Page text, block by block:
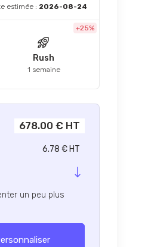
estimée : 2026-08-24
+25%
Rush
1 semaine
678.00 € HT
6.78 € HT
un peu plus